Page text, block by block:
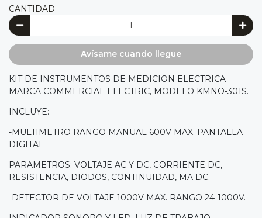
CANTIDAD
Avísame cuando llegue
KIT DE INSTRUMENTOS DE MEDICION ELECTRICA
MARCA COMMERCIAL ELECTRIC, MODELO KMNO-301S.
INCLUYE:
-MULTIMETRO RANGO MANUAL 600V MAX. PANTALLA
DIGITAL
PARAMETROS: VOLTAJE AC Y DC, CORRIENTE DC,
RESISTENCIA, DIODOS, CONTINUIDAD, MA DC.
-DETECTOR DE VOLTAJE 1000V MAX. RANGO 24-1000V.